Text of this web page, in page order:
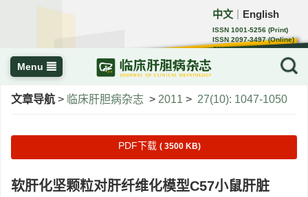
中文 English
ISSN 1001-5256 (Print)
ISSN 2097-3497 (Online)
CN 22-1108/R
Menu
文章导航 > 临床肝胆病杂志 > 2011 > 27(10): 1047-1050
PDF下载 ( 3500 KB)
软肝化坚颗粒对肝纤维化模型C57小鼠肝脏